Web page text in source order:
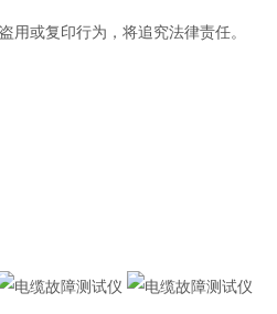
用或复印行为，将追究法律责任。